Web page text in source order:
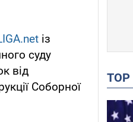
із
суду
від
Соборної